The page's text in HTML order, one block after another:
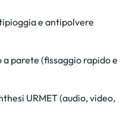
e antipolvere
a parete (fissaggio rapido e
URMET (audio, video,